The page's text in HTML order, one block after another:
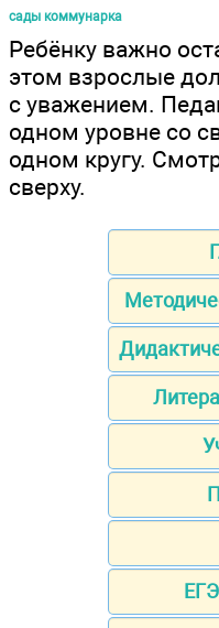
сады коммунарка
Ребёнку важно
этом взрослые
с уважением.
одном уровне со
одном кругу.
сверху.